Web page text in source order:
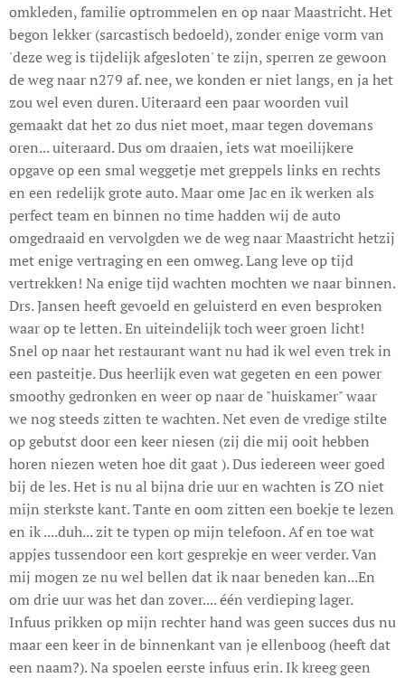
omkleden, familie optrommelen en op naar Maastricht. Het
begon lekker (sarcastisch bedoeld), zonder enige vorm van
'deze weg is tijdelijk afgesloten' te zijn, sperren ze gewoon
de weg naar n279 af. nee, we konden er niet langs, en ja het
zou wel even duren. Uiteraard een paar woorden vuil
gemaakt dat het zo dus niet moet, maar tegen dovemans
oren... uiteraard. Dus om draaien, iets wat moeilijkere
opgave op een smal weggetje met greppels links en rechts
en een redelijk grote auto. Maar ome Jac en ik werken als
perfect team en binnen no time hadden wij de auto
omgedraaid en vervolgden we de weg naar Maastricht hetzij
met enige vertraging en een omweg. Lang leve op tijd
vertrekken! Na enige tijd wachten mochten we naar binnen.
Drs. Jansen heeft gevoeld en geluisterd en even besproken
waar op te letten. En uiteindelijk toch weer groen licht!
Snel op naar het restaurant want nu had ik wel even trek in
een pasteitje. Dus heerlijk even wat gegeten en een power
smoothy gedronken en weer op naar de "huiskamer" waar
we nog steeds zitten te wachten. Net even de vredige stilte
op gebutst door een keer niesen (zij die mij ooit hebben
horen niezen weten hoe dit gaat ). Dus iedereen weer goed
bij de les. Het is nu al bijna drie uur en wachten is ZO niet
mijn sterkste kant. Tante en oom zitten een boekje te lezen
en ik ....duh... zit te typen op mijn telefoon. Af en toe wat
appjes tussendoor een kort gesprekje en weer verder. Van
mij mogen ze nu wel bellen dat ik naar beneden kan...En
om drie uur was het dan zover.... één verdieping lager.
Infuus prikken op mijn rechter hand was geen succes dus nu
maar een keer in de binnenkant van je ellenboog (heeft dat
een naam?). Na spoelen eerste infuus erin. Ik kreeg geen